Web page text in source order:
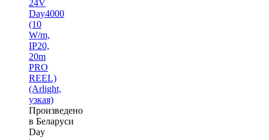
24V
Day4000
(10
W/m,
IP20,
20m
PRO
REEL)
(Arlight,
узкая)
Произведено
в Беларуси
Day